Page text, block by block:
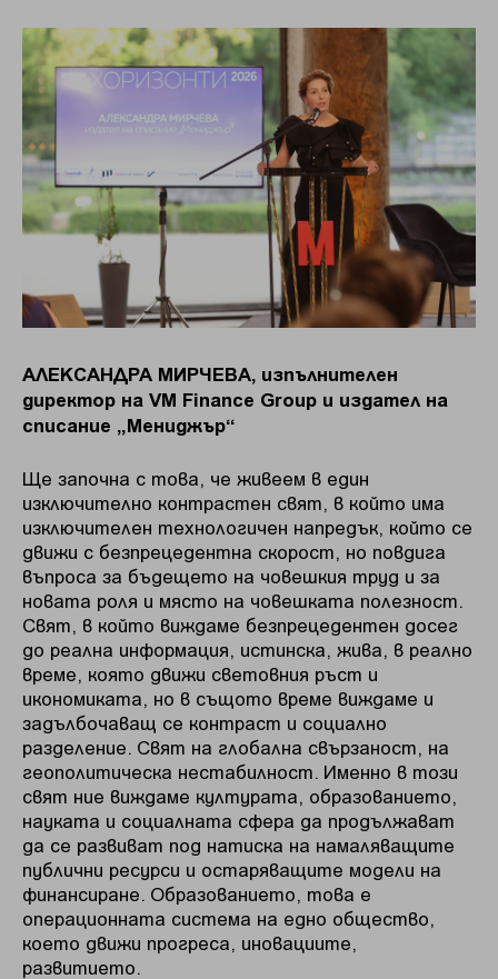
АЛЕКСАНДРА МИРЧЕВА, изпълнителен
директор на VM Finance Group и издател на
списание „Мениджър“
Ще започна с това, че живеем в един
изключително контрастен свят, в който има
изключителен технологичен напредък, който се
движи с безпрецедентна скорост, но повдига
въпроса за бъдещето на човешкия труд и за
новата роля и място на човешката полезност.
Свят, в който виждаме безпрецедентен досег
до реална информация, истинска, жива, в реално
време, която движи световния ръст и
икономиката, но в същото време виждаме и
задълбочаващ се контраст и социално
разделение. Свят на глобална свързаност, на
геополитическа нестабилност. Именно в този
свят ние виждаме културата, образованието,
науката и социалната сфера да продължават
да се развиват под натиска на намаляващите
публични ресурси и остаряващите модели на
финансиране. Образованието, това е
операционната система на едно общество,
което движи прогреса, иновациите,
развитието.